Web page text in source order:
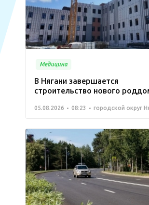
Медицина
В Нягани завершается
строительство нового
05.08.2026 08:23 городской округ